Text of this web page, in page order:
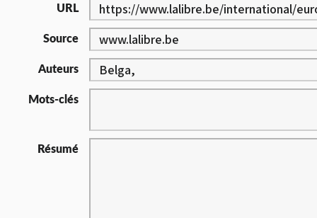
URL
Source
Auteurs
Mots-clés
Résumé